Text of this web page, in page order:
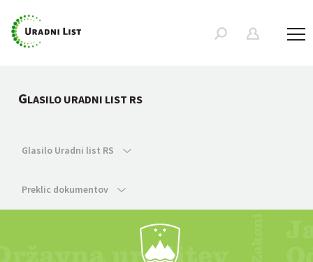
GLASILO URADNI LIST RS
Glasilo Uradni list RS
Preklic dokumentov